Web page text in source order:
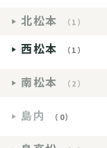
北松本
（1）
西松本 （1）
南松本 （2）
島内 （0）